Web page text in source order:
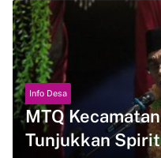
Info Desa
MTQ
Tunjukkan